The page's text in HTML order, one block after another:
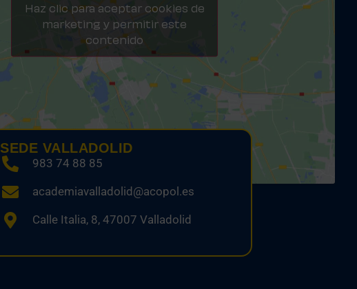
Haz clic para aceptar cookies de
marketing y permitir este
contenido
SEDE VALLADOLID
983 74 88 85
academiavalladolid@acopol.es
Calle Italia, 8, 47007 Valladolid